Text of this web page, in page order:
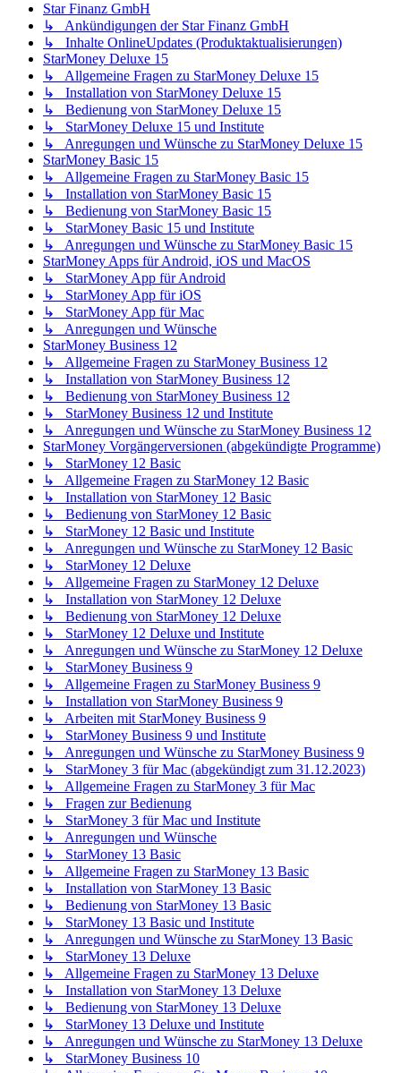
Star Finanz GmbH
↳ Ankündigungen der Star Finanz GmbH
↳ Inhalte OnlineUpdates (Produktaktualisierungen)
StarMoney Deluxe 15
↳ Allgemeine Fragen zu StarMoney Deluxe 15
↳ Installation von StarMoney Deluxe 15
↳ Bedienung von StarMoney Deluxe 15
↳ StarMoney Deluxe 15 und Institute
↳ Anregungen und Wünsche zu StarMoney Deluxe 15
StarMoney Basic 15
↳ Allgemeine Fragen zu StarMoney Basic 15
↳ Installation von StarMoney Basic 15
↳ Bedienung von StarMoney Basic 15
↳ StarMoney Basic 15 und Institute
↳ Anregungen und Wünsche zu StarMoney Basic 15
StarMoney Apps für Android, iOS und MacOS
↳ StarMoney App für Android
↳ StarMoney App für iOS
↳ StarMoney App für Mac
↳ Anregungen und Wünsche
StarMoney Business 12
↳ Allgemeine Fragen zu StarMoney Business 12
↳ Installation von StarMoney Business 12
↳ Bedienung von StarMoney Business 12
↳ StarMoney Business 12 und Institute
↳ Anregungen und Wünsche zu StarMoney Business 12
StarMoney Vorgängerversionen (abgekündigte Programme)
↳ StarMoney 12 Basic
↳ Allgemeine Fragen zu StarMoney 12 Basic
↳ Installation von StarMoney 12 Basic
↳ Bedienung von StarMoney 12 Basic
↳ StarMoney 12 Basic und Institute
↳ Anregungen und Wünsche zu StarMoney 12 Basic
↳ StarMoney 12 Deluxe
↳ Allgemeine Fragen zu StarMoney 12 Deluxe
↳ Installation von StarMoney 12 Deluxe
↳ Bedienung von StarMoney 12 Deluxe
↳ StarMoney 12 Deluxe und Institute
↳ Anregungen und Wünsche zu StarMoney 12 Deluxe
↳ StarMoney Business 9
↳ Allgemeine Fragen zu StarMoney Business 9
↳ Installation von StarMoney Business 9
↳ Arbeiten mit StarMoney Business 9
↳ StarMoney Business 9 und Institute
↳ Anregungen und Wünsche zu StarMoney Business 9
↳ StarMoney 3 für Mac (abgekündigt zum 31.12.2023)
↳ Allgemeine Fragen zu StarMoney 3 für Mac
↳ Fragen zur Bedienung
↳ StarMoney 3 für Mac und Institute
↳ Anregungen und Wünsche
↳ StarMoney 13 Basic
↳ Allgemeine Fragen zu StarMoney 13 Basic
↳ Installation von StarMoney 13 Basic
↳ Bedienung von StarMoney 13 Basic
↳ StarMoney 13 Basic und Institute
↳ Anregungen und Wünsche zu StarMoney 13 Basic
↳ StarMoney 13 Deluxe
↳ Allgemeine Fragen zu StarMoney 13 Deluxe
↳ Installation von StarMoney 13 Deluxe
↳ Bedienung von StarMoney 13 Deluxe
↳ StarMoney 13 Deluxe und Institute
↳ Anregungen und Wünsche zu StarMoney 13 Deluxe
↳ StarMoney Business 10